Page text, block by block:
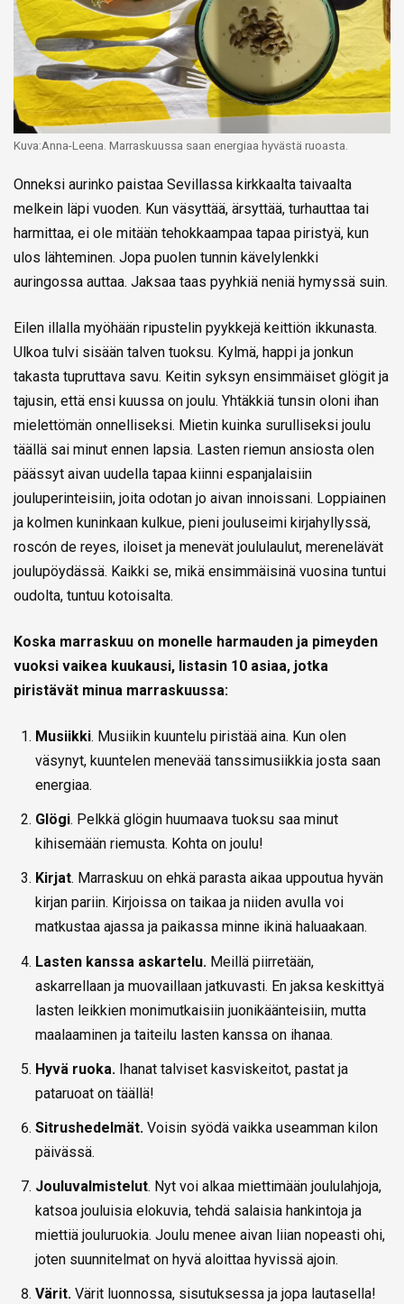
Kuva:Anna-Leena. Marraskuussa saan energiaa hyvästä ruoasta.
Onneksi aurinko paistaa Sevillassa kirkkaalta taivaalta
melkein läpi vuoden. Kun väsyttää, ärsyttää, turhauttaa tai
harmittaa, ei ole mitään tehokkaampaa tapaa piristyä, kun
ulos lähteminen. Jopa puolen tunnin kävelylenkki
auringossa auttaa. Jaksaa taas pyyhkiä neniä hymyssä suin.
Eilen illalla myöhään ripustelin pyykkejä keittiön ikkunasta.
Ulkoa tulvi sisään talven tuoksu. Kylmä, happi ja jonkun
takasta tupruttava savu. Keitin syksyn ensimmäiset glögit ja
tajusin, että ensi kuussa on joulu. Yhtäkkiä tunsin oloni ihan
mielettömän onnelliseksi. Mietin kuinka surulliseksi joulu
täällä sai minut ennen lapsia. Lasten riemun ansiosta olen
päässyt aivan uudella tapaa kiinni espanjalaisiin
jouluperinteisiin, joita odotan jo aivan innoissani. Loppiainen
ja kolmen kuninkaan kulkue, pieni jouluseimi kirjahyllyssä,
roscón de reyes, iloiset ja menevät joululaulut, merenelävät
joulupöydässä. Kaikki se, mikä ensimmäisinä vuosina tuntui
oudolta, tuntuu kotoisalta.
Koska marraskuu on monelle harmauden ja pimeyden
vuoksi vaikea kuukausi, listasin 10 asiaa, jotka
piristävät minua marraskuussa:
Musiikki. Musiikin kuuntelu piristää aina. Kun olen
väsynyt, kuuntelen menevää tanssimusiikkia josta saan
energiaa.
Glögi. Pelkkä glögin huumaava tuoksu saa minut
kihisemään riemusta. Kohta on joulu!
Kirjat. Marraskuu on ehkä parasta aikaa uppoutua hyvän
kirjan pariin. Kirjoissa on taikaa ja niiden avulla voi
matkustaa ajassa ja paikassa minne ikinä haluaakaan.
Lasten kanssa askartelu. Meillä piirretään,
askarrellaan ja muovaillaan jatkuvasti. En jaksa keskittyä
lasten leikkien monimutkaisiin juonikäänteisiin, mutta
maalaaminen ja taiteilu lasten kanssa on ihanaa.
Hyvä ruoka. Ihanat talviset kasviskeitot, pastat ja
pataruoat on täällä!
Sitrushedelmät. Voisin syödä vaikka useamman kilon
päivässä.
Jouluvalmistelut. Nyt voi alkaa miettimään joululahjoja,
katsoa jouluisia elokuvia, tehdä salaisia hankintoja ja
miettiä jouluruokia. Joulu menee aivan liian nopeasti ohi,
joten suunnitelmat on hyvä aloittaa hyvissä ajoin.
Värit. Värit luonnossa, sisutuksessa ja jopa lautasella!